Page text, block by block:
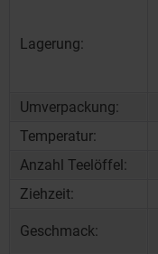
Lagerung:
Umverpackung:
Temperatur:
Anzahl Teelöffel:
Ziehzeit:
Geschmack: